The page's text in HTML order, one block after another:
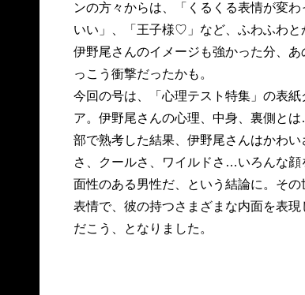
ンの方々からは、「くるくる表情が変わ
いい」、「王子様♡」など、ふわふわと
伊野尾さんのイメージも強かった分、あ
っこう衝撃だったかも。
今回の号は、「心理テスト特集」の表紙
ア。伊野尾さんの心理、中身、裏側と
部で熟考した結果、伊野尾さんはかわい
さ、クールさ、ワイルドさ…いろんな顔
面性のある男性だ、という結論に。その
表情で、彼の持つさまざまな内面を表現
だこう、となりました。